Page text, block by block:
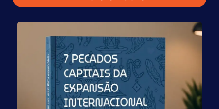
A Global Franchise desenvolve soluções práticas e
objetivando elevar o potencial de sucesso de seus
04.482.312/0001-30
Av.Pres. Juscelino Kubitschek, 1327-4o.and-Itaim Bibi-
04543-011-São Paulo – SP,